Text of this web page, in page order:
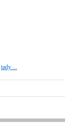
tady ...